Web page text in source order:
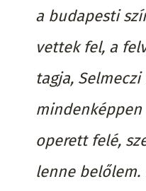
a budapesti
vettek fel, a
tagja,
operett felé,
lenne belőlem.